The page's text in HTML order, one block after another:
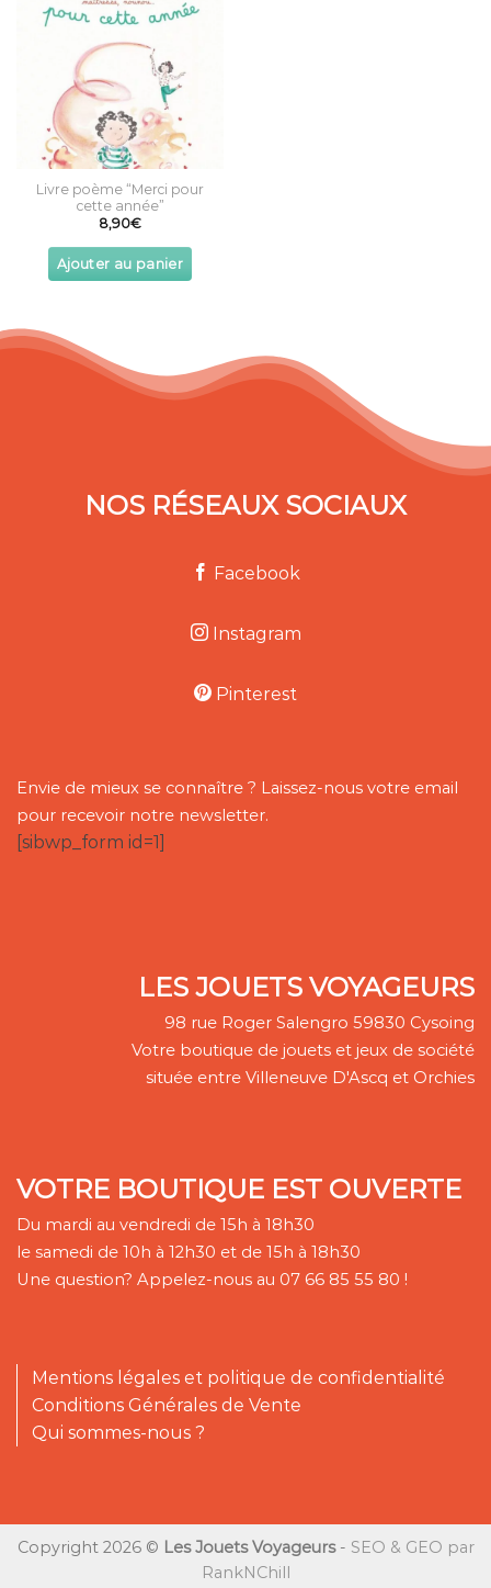
Livre poème “Merci pour
cette année”
8,90€
Ajouter au panier
NOS RÉSEAUX SOCIAUX
Facebook
Instagram
Pinterest
Envie de mieux se connaître ? Laissez-nous votre email
pour recevoir notre newsletter.
[sibwp_form id=1]
LES JOUETS VOYAGEURS
98 rue Roger Salengro 59830 Cysoing
Votre boutique de jouets et jeux de société
située entre Villeneuve D'Ascq et Orchies
VOTRE BOUTIQUE EST OUVERTE
Du mardi au vendredi de 15h à 18h30
le samedi de 10h à 12h30 et de 15h à 18h30
Une question? Appelez-nous au 07 66 85 55 80 !
Mentions légales et politique de confidentialité
Conditions Générales de Vente
Qui sommes-nous ?
Copyright 2026 © Les Jouets Voyageurs- SEO & GEO par
RankNChill